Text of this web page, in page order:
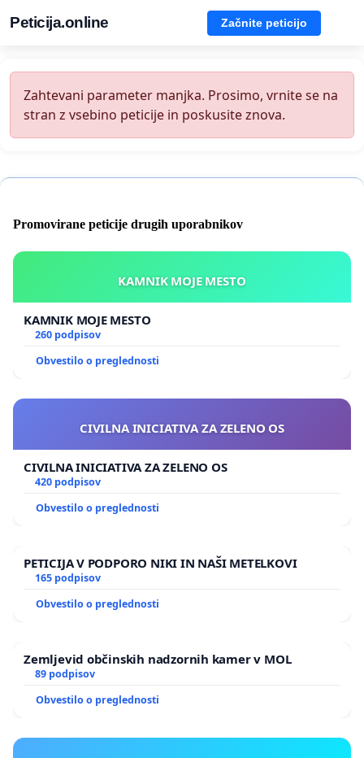
Peticija.online Začnite peticijo
Zahtevani parameter manjka. Prosimo, vrnite se na
stran z vsebino peticije in poskusite znova.
Promovirane peticije drugih uporabnikov
KAMNIK MOJE MESTO
KAMNIK MOJE MESTO
260 podpisov
Obvestilo o preglednosti
CIVILNA INICIATIVA ZA ZELENO OS
CIVILNA INICIATIVA ZA ZELENO OS
420 podpisov
Obvestilo o preglednosti
PETICIJA V PODPORO NIKI IN NAŠI METELKOVI
165 podpisov
Obvestilo o preglednosti
Zemljevid občinskih nadzornih kamer v MOL
89 podpisov
Obvestilo o preglednosti